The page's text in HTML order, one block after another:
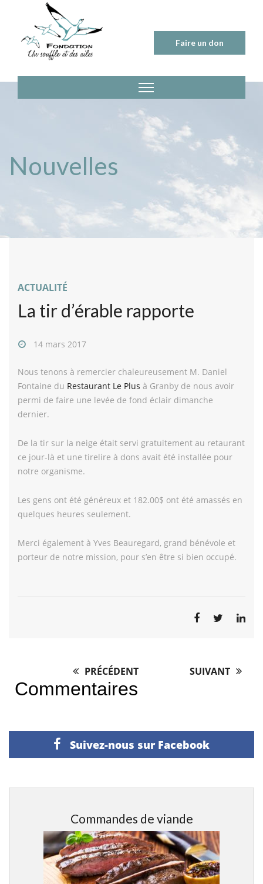
content
Faire un don
Nouvelles
ACTUALITÉ
La tir d’érable rapporte
14 mars 2017
Nous tenons à remercier chaleureusement M. Daniel
Fontaine du Restaurant Le Plus à Granby de nous avoir
permi de faire une levée de fond éclair dimanche
dernier.
De la tir sur la neige était servi gratuitement au retaurant
ce jour-là et une tirelire à dons avait été installée pour
notre organisme.
Les gens ont été généreux et 182.00$ ont été amassés en
quelques heures seulement.
Merci également à Yves Beauregard, grand bénévole et
porteur de notre mission, pour s’en être si bien occupé.
Post
navigation
PRÉCÉDENT SUIVANT
Commentaires
Suivez-nous sur Facebook
Commandes de viande